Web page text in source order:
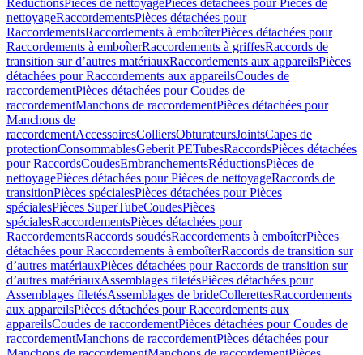
RéductionsPièces de nettoyagePièces détachées pour Pièces de
nettoyageRaccordementsPièces détachées pour
RaccordementsRaccordements à emboîterPièces détachées pour
Raccordements à emboîterRaccordements à griffesRaccords de
transition sur d’autres matériauxRaccordements aux appareilsPièces
détachées pour Raccordements aux appareilsCoudes de
raccordementPièces détachées pour Coudes de
raccordementManchons de raccordementPièces détachées pour
Manchons de
raccordementAccessoiresColliersObturateursJointsCapes de
protectionConsommablesGeberit PETubesRaccordsPièces détachées
pour RaccordsCoudesEmbranchementsRéductionsPièces de
nettoyagePièces détachées pour Pièces de nettoyageRaccords de
transitionPièces spécialesPièces détachées pour Pièces
spécialesPièces SuperTubeCoudesPièces
spécialesRaccordementsPièces détachées pour
RaccordementsRaccords soudésRaccordements à emboîterPièces
détachées pour Raccordements à emboîterRaccords de transition sur
d’autres matériauxPièces détachées pour Raccords de transition sur
d’autres matériauxAssemblages filetésPièces détachées pour
Assemblages filetésAssemblages de brideCollerettesRaccordements
aux appareilsPièces détachées pour Raccordements aux
appareilsCoudes de raccordementPièces détachées pour Coudes de
raccordementManchons de raccordementPièces détachées pour